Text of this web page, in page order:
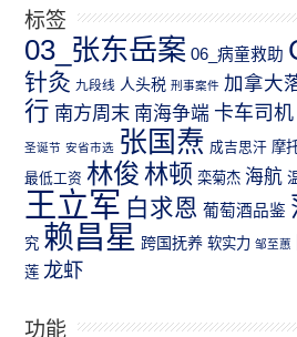
标签
03_张东岳案 06_病童救助
针灸 九段线 人头税 刑事案件 加拿大
行 南方周末 南海争端 卡车司机
圣诞节 安省市选 张国焘 成吉思汗 摩
最低工资 林俊 林顿 栾菊杰 海航
王立军 白求恩 葡萄酒品鉴
究 赖昌星 跨国抚养 软实力 邹至蕙
莲 龙虾
功能